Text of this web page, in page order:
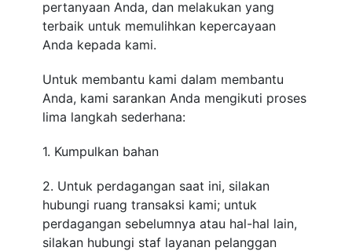
pertanyaan Anda, dan melakukan yang
terbaik untuk memulihkan kepercayaan
Anda kepada kami.
Untuk membantu kami dalam membantu
Anda, kami sarankan Anda mengikuti proses
lima langkah sederhana:
1. Kumpulkan bahan
2. Untuk perdagangan saat ini, silakan
hubungi ruang transaksi kami; untuk
perdagangan sebelumnya atau hal-hal lain,
silakan hubungi staf layanan pelanggan